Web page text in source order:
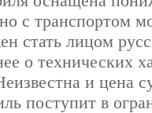
с транспортом
стать лицом
о технических
и цена
поступит в